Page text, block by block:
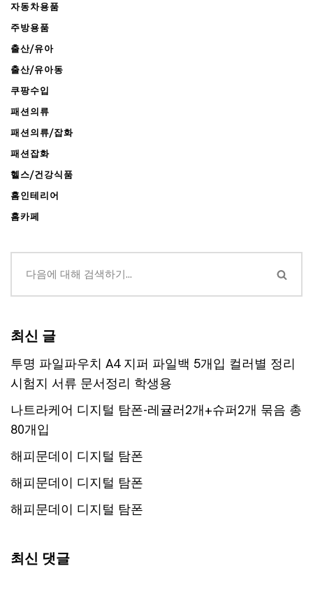
자동차용품
주방용품
출산/유아
출산/유아동
쿠팡수입
패션의류
패션의류/잡화
패션잡화
헬스/건강식품
홈인테리어
홈카페
최신 글
투명 파일파우치 A4 지퍼 파일백 5개입 컬러별 정리
시험지 서류 문서정리 학생용
나트라케어 디지털 탐폰-레귤러2개+슈퍼2개 묶음 총
80개입
해피문데이 디지털 탐폰
해피문데이 디지털 탐폰
해피문데이 디지털 탐폰
최신 댓글